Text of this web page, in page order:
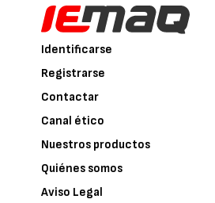
Identificarse
Registrarse
Contactar
Canal ético
Nuestros productos
Quiénes somos
Aviso Legal